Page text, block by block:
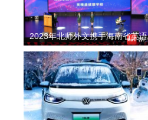
2023年北师外文携手海南省英语